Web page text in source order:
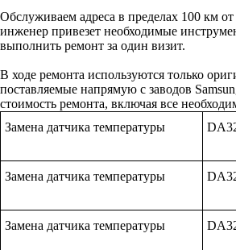
Обслуживаем адреса в пределах 100 км
инженер привезет необходимые
выполнить ремонт за один визит.
В ходе ремонта используются только
поставляемые напрямую с заводов
стоимость ремонта, включая все
Замена датчика температуры
Замена датчика температуры
Замена датчика температуры